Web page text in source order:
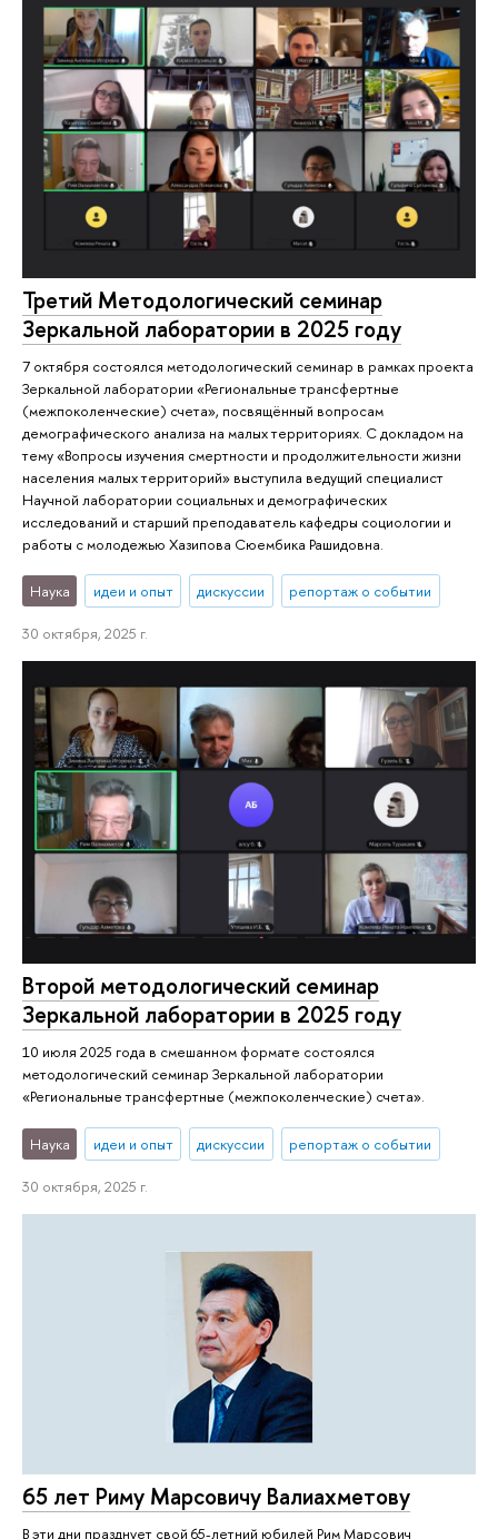
Третий Методологический семинар
Зеркальной лаборатории в 2025 году
7 октября состоялся методологический семинар в рамках проекта
Зеркальной лаборатории «Региональные трансфертные
(межпоколенческие) счета», посвящённый вопросам
демографического анализа на малых территориях. С докладом на
тему «Вопросы изучения смертности и продолжительности жизни
населения малых территорий» выступила ведущий специалист
Научной лаборатории социальных и демографических
исследований и старший преподаватель кафедры социологии и
работы с молодежью Хазипова Сюембика Рашидовна.
Наука идеи и опыт дискуссии репортаж о событии
30 октября, 2025 г.
Второй методологический семинар
Зеркальной лаборатории в 2025 году
10 июля 2025 года в смешанном формате состоялся
методологический семинар Зеркальной лаборатории
«Региональные трансфертные (межпоколенческие) счета».
Наука идеи и опыт дискуссии репортаж о событии
30 октября, 2025 г.
65 лет Риму Марсовичу Валиахметову
В эти дни празднует свой 65-летний юбилей Рим Марсович